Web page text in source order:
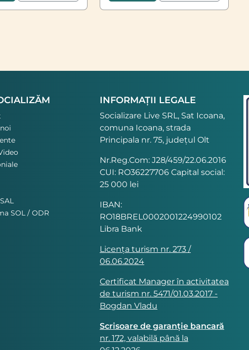
SOL / ODR
INFORMAȚII LEGALE
Socializare Live SRL, Sat Icoana,
comuna Icoana, strada
Principala nr. 75, județul Olt
Nr.Reg.Com: J28/459/22.06.2016
CUI: RO36227706 Capital social:
25 000 lei
IBAN:
RO18BREL0002001224990102
Libra Bank
Licența turism nr. 273 /
06.06.2024
Certificat Manager în activitatea
de turism nr. 5471/01.03.2017 -
Bogdan Vladu
Scrisoare de garanție bancară
nr. 172, valabilă până la